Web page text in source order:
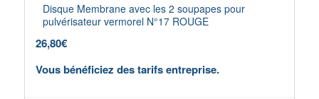
Disque Membrane avec les 2 soupapes pour
pulvérisateur vermorel N°17 ROUGE
26,80€
Vous bénéficiez des tarifs entreprise.